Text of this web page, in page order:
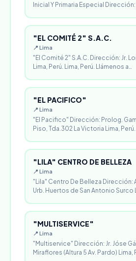
Inicial Y Primaria Especial Dirección:
"EL COMITÉ 2" S.A.C.
📍 Lima
"El Comité 2" S.A.C. Dirección: Jr.
Lima, Perú. Lima, Perú. Llámenos a…
"EL PACIFICO"
📍 Lima
"El Pacifico" Dirección: Prolog.
Piso, Tda.302 La Victoria Lima, Perú.
"LILA" CENTRO DE BELLEZA
📍 Lima
"Lila" Centro De Belleza Dirección:
Urb. Huertos de San Antonio Surco
"MULTISERVICE"
📍 Lima
"Multiservice" Dirección: Jr. Jóse
Miraflores (Altura 5 Av. Pardo) Lima,